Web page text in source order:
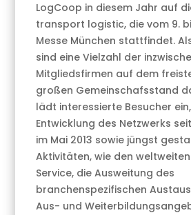
LogCoop in diesem Jahr auf
transport logistic, die vom 9.
Messe München stattfindet.
sind eine Vielzahl der
Mitgliedsfirmen auf dem
großen Gemeinschafsstand
lädt interessierte Besucher
Entwicklung des Netzwerks
im Mai 2013 sowie jüngst
Aktivitäten, wie den
Service, die Ausweitung des
branchenspezifischen
Aus- und